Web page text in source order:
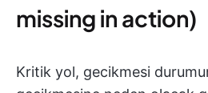
missing in action)
Kritik yol, gecikmesi